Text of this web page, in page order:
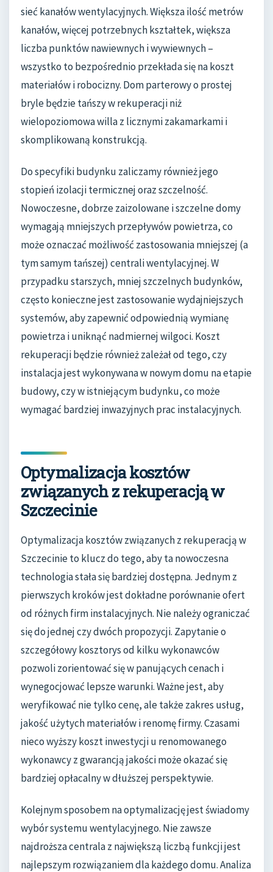
sieć kanałów wentylacyjnych. Większa ilość metrów
kanałów, więcej potrzebnych kształtek, większa
liczba punktów nawiewnych i wywiewnych –
wszystko to bezpośrednio przekłada się na koszt
materiałów i robocizny. Dom parterowy o prostej
bryle będzie tańszy w rekuperacji niż
wielopoziomowa willa z licznymi zakamarkami i
skomplikowaną konstrukcją.
Do specyfiki budynku zaliczamy również jego
stopień izolacji termicznej oraz szczelność.
Nowoczesne, dobrze zaizolowane i szczelne domy
wymagają mniejszych przepływów powietrza, co
może oznaczać możliwość zastosowania mniejszej (a
tym samym tańszej) centrali wentylacyjnej. W
przypadku starszych, mniej szczelnych budynków,
często konieczne jest zastosowanie wydajniejszych
systemów, aby zapewnić odpowiednią wymianę
powietrza i uniknąć nadmiernej wilgoci. Koszt
rekuperacji będzie również zależał od tego, czy
instalacja jest wykonywana w nowym domu na etapie
budowy, czy w istniejącym budynku, co może
wymagać bardziej inwazyjnych prac instalacyjnych.
Optymalizacja kosztów
związanych z rekuperacją w
Szczecinie
Optymalizacja kosztów związanych z rekuperacją w
Szczecinie to klucz do tego, aby ta nowoczesna
technologia stała się bardziej dostępna. Jednym z
pierwszych kroków jest dokładne porównanie ofert
od różnych firm instalacyjnych. Nie należy ograniczać
się do jednej czy dwóch propozycji. Zapytanie o
szczegółowy kosztorys od kilku wykonawców
pozwoli zorientować się w panujących cenach i
wynegocjować lepsze warunki. Ważne jest, aby
weryfikować nie tylko cenę, ale także zakres usług,
jakość użytych materiałów i renomę firmy. Czasami
nieco wyższy koszt inwestycji u renomowanego
wykonawcy z gwarancją jakości może okazać się
bardziej opłacalny w dłuższej perspektywie.
Kolejnym sposobem na optymalizację jest świadomy
wybór systemu wentylacyjnego. Nie zawsze
najdroższa centrala z największą liczbą funkcji jest
najlepszym rozwiązaniem dla każdego domu. Analiza